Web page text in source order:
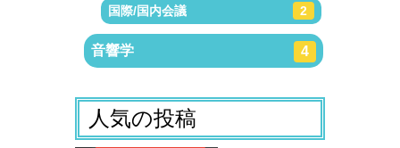
国際/国内会議 2
音響学 4
人気の投稿